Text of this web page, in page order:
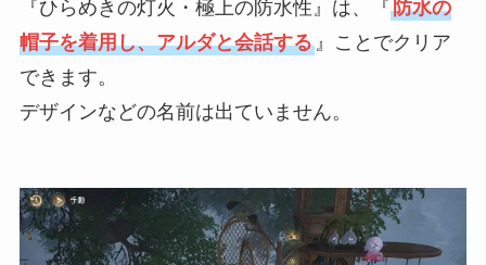
『ひらめきの灯火・極上の防水性』は、『防水の
帽子を着用し、アルダと会話する』ことでクリア
できます。
デザインなどの名前は出ていません。